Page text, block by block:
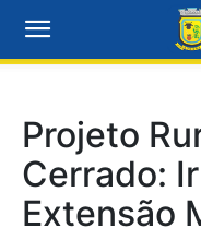
Projeto
Cerrado:
Extensão